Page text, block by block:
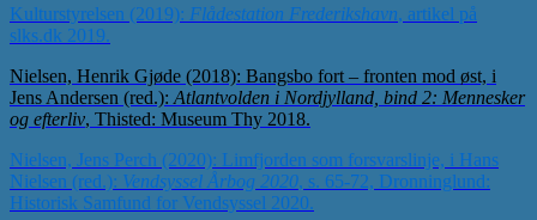
Kulturstyrelsen (2019): Flådestation Frederikshavn, artikel på
slks.dk 2019.
Nielsen, Henrik Gjøde (2018): Bangsbo fort – fronten mod øst, i
Jens Andersen (red.): Atlantvolden i Nordjylland, bind 2: Mennesker
og efterliv, Thisted: Museum Thy 2018.
Nielsen, Jens Perch (2020): Limfjorden som forsvarslinje, i Hans
Nielsen (red.): Vendsyssel Årbog 2020, s. 65-72, Dronninglund:
Historisk Samfund for Vendsyssel 2020.